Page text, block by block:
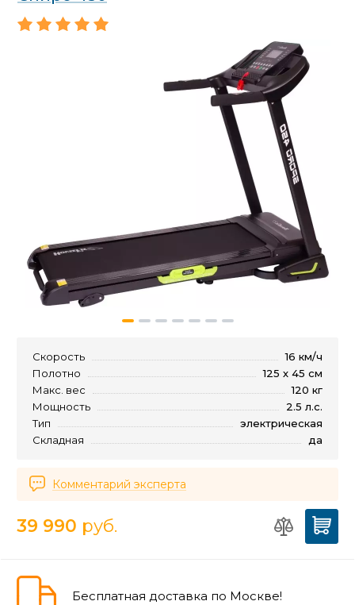
Скорость
16 км/ч
Полотно
125 х 45 см
Макс. вес
120 кг
Мощность
2.5 л.с.
Тип
электрическая
Складная
да
Комментарий эксперта
39 990 руб.
Бесплатная доставка по Москве!